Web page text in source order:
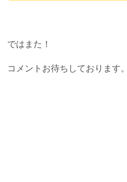
ではまた！
コメントお待ちしております。